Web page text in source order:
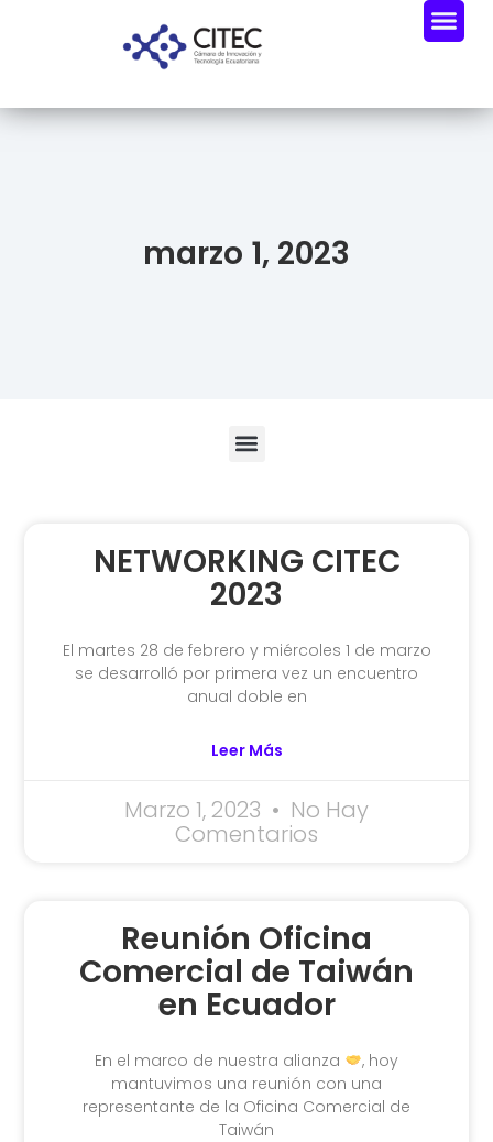
marzo 1, 2023
NETWORKING CITEC
2023
El martes 28 de febrero y miércoles 1 de marzo
se desarrolló por primera vez un encuentro
anual doble en
Leer Más
Marzo 1, 2023 No Hay
Comentarios
Reunión Oficina
Comercial de Taiwán
en Ecuador
En el marco de nuestra alianza
, hoy
mantuvimos una reunión con una
representante de la Oficina Comercial de
Taiwán